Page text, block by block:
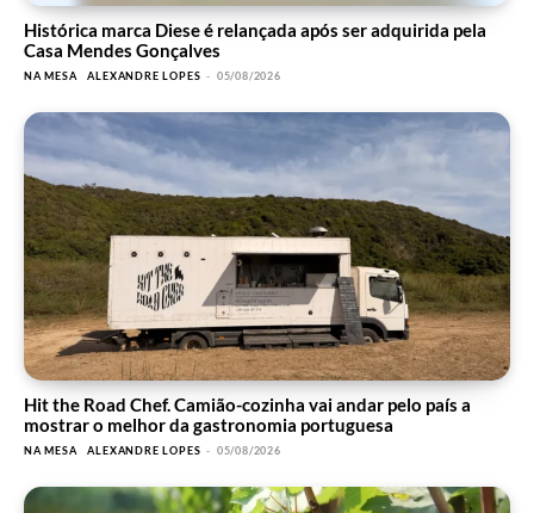
Histórica marca Diese é relançada após ser adquirida pela
Casa Mendes Gonçalves
NA MESA ALEXANDRE LOPES - 05/08/2026
Hit the Road Chef. Camião-cozinha vai andar pelo país a
mostrar o melhor da gastronomia portuguesa
NA MESA ALEXANDRE LOPES - 05/08/2026